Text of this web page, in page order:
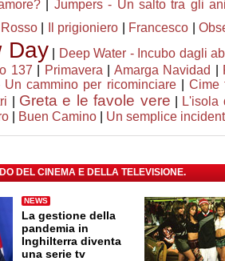
| Jumpers - Un salto tra gli
| Il prigioniero Francesco |
Day
Deep Water - Incubo dagli
137 Primavera Amarga Navidad
Un cammino per ricominciare| Cime
Greta e le favole vere
L'isola
Buen Camino Un semplice
DEL CINEMA E DELLA TELEVISIONE.
NEWS
La gestione della
pandemia in
Inghilterra diventa
una serie tv